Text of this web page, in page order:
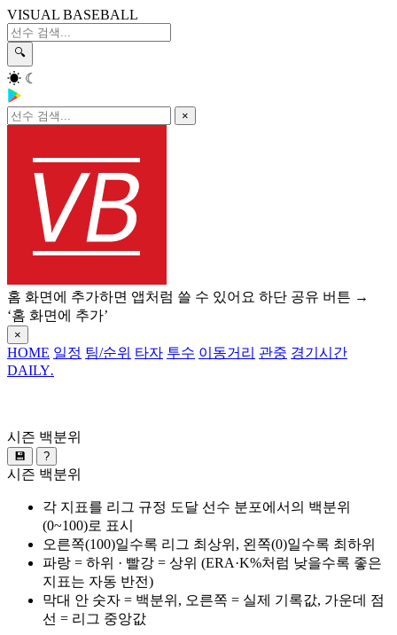
VISUAL BASEBALL
🔍
☀ ☾
×
홈 화면에 추가하면 앱처럼 쓸 수 있어요 하단 공유 버튼 →
‘홈 화면에 추가’
×
HOME 일정 팀/순위 타자 투수 이동거리 관중 경기시간
DAILY.
시즌 백분위
💾 ?
시즌 백분위
각 지표를 리그 규정 도달 선수 분포에서의 백분위
(0~100)로 표시
오른쪽(100)일수록 리그 최상위, 왼쪽(0)일수록 최하위
파랑 = 하위 · 빨강 = 상위 (ERA·K%처럼 낮을수록 좋은
지표는 자동 반전)
막대 안 숫자 = 백분위, 오른쪽 = 실제 기록값, 가운데 점
선 = 리그 중앙값